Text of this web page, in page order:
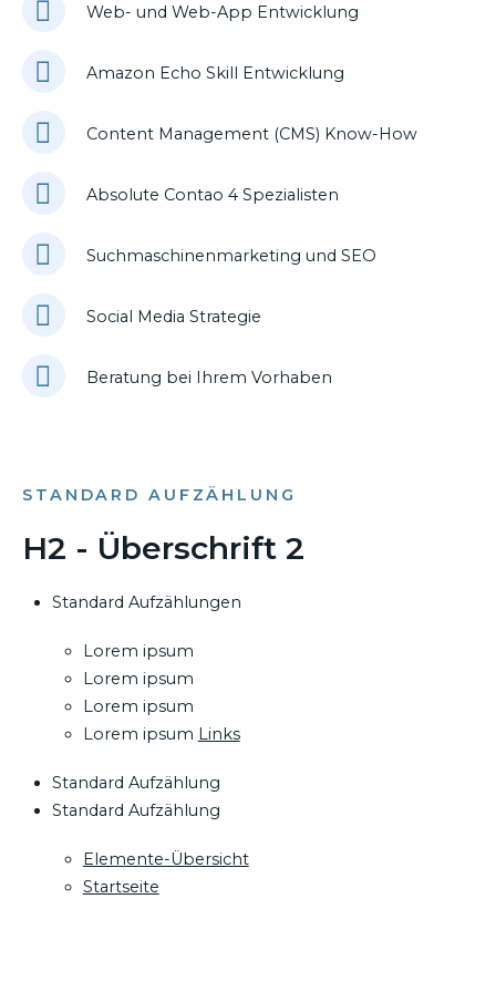
Web- und Web-App Entwicklung
Amazon Echo Skill Entwicklung
Content Management (CMS) Know-How
Absolute Contao 4 Spezialisten
Suchmaschinenmarketing und SEO
Social Media Strategie
Beratung bei Ihrem Vorhaben
STANDARD AUFZÄHLUNG
H2 - Überschrift 2
Standard Aufzählungen
Lorem ipsum
Lorem ipsum
Lorem ipsum
Lorem ipsum Links
Standard Aufzählung
Standard Aufzählung
Elemente-Übersicht
Startseite